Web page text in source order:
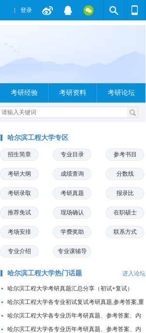
登录
考研经验 考研资料 考研论坛
哈尔滨工程大学专区
招生简章 专业目录 参考书目
考研大纲 成绩查询 分数线
考研录取 考研真题 报录比
推荐免试 现场确认 在职硕士
考场安排 学费奖助 联系方式
专业介绍 专业课辅导
哈尔滨工程大学热门话题 进入论坛
哈尔滨工程大学考研真题汇总分享（初试+复试）
哈尔滨工程大学各专业初试复试考研真题,参考答案,重
点范围
哈尔滨工程大学各专业历年考研真题、参考答案、内
部笔记
哈尔滨工程大学各专业历年考研真题、参考答案、内